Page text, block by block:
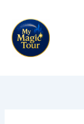
contenu